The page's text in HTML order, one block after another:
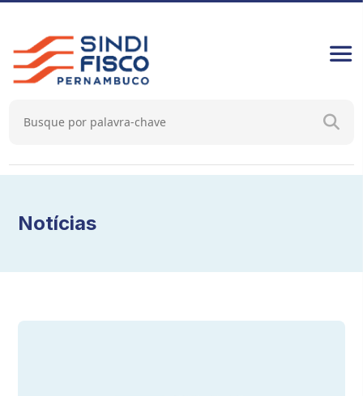
Notícias